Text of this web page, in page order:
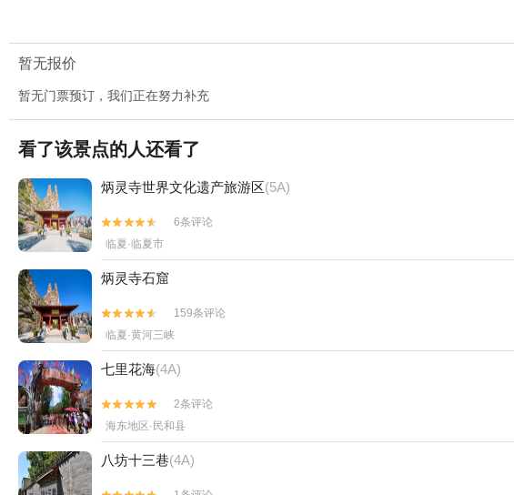
暂无报价
暂无门票预订，我们正在努力补充
看了该景点的人还看了
炳灵寺世界文化遗产旅游区(5A)


6条评论
临夏·临夏市
炳灵寺石窟


159条评论
临夏·黄河三峡
七里花海(4A)


2条评论
海东地区·民和县
八坊十三巷(4A)